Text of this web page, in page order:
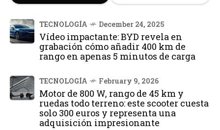
TECNOLOGÍA December 24, 2025
Vídeo impactante: BYD revela en
grabación cómo añadir 400 km de
rango en apenas 5 minutos de carga
TECNOLOGÍA February 9, 2026
Motor de 800 W, rango de 45 km y
ruedas todo terreno: este scooter cuesta
solo 300 euros y representa una
adquisición impresionante